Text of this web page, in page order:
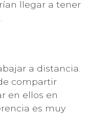
llegar a tener
a distancia.
compartir
en ellos en
es muy